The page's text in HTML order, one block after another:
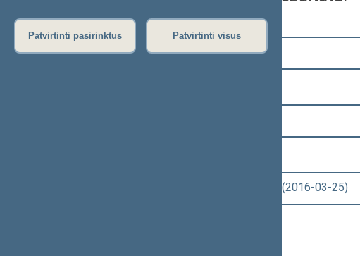
Patvirtinti pasirinktus Patvirtinti visus
Pasirinkite kadenciją:
2012–2016 metų kadencija
Seimo nenumatytas posėdis Nr. 326 (2016-03-25)